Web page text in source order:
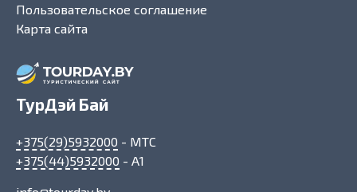
ТурДэй Бай
+375(29)5932000 - МТС
+375(44)5932000 - A1
Пользовательское соглашение
Карта сайта